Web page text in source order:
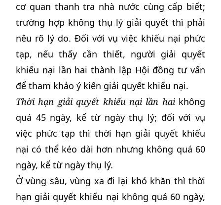
cơ quan thanh tra nhà nước cùng cấp biết;
trường hợp không thụ lý giải quyết thì phải
nêu rõ lý do. Đối với vụ việc khiếu nại phức
tạp, nếu thấy cần thiết, người giải quyết
khiếu nại lần hai thành lập Hội đồng tư vấn
để tham khảo ý kiến giải quyết khiếu nại.
Thời hạn giải quyết khiếu nại lần haikhông
quá 45 ngày, kể từ ngày thụ lý; đối với vụ
việc phức tạp thì thời hạn giải quyết khiếu
nại có thể kéo dài hơn nhưng không quá 60
ngày, kể từ ngày thụ lý.
Ở vùng sâu, vùng xa đi lại khó khăn thì thời
hạn giải quyết khiếu nại không quá 60 ngày,